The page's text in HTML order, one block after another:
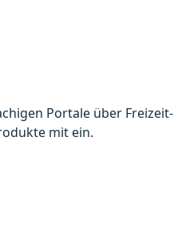
Portale über
mit ein.